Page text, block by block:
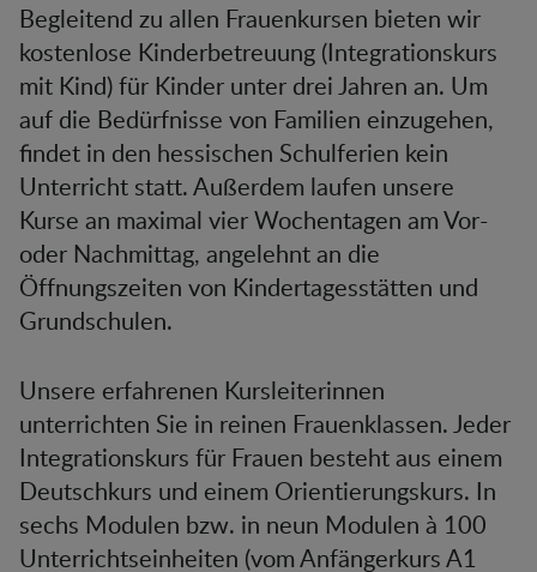
Begleitend zu allen Frauenkursen bieten wir
kostenlose Kinderbetreuung (Integrationskurs
mit Kind) für Kinder unter drei Jahren an. Um
auf die Bedürfnisse von Familien einzugehen,
findet in den hessischen Schulferien kein
Unterricht statt. Außerdem laufen unsere
Kurse an maximal vier Wochentagen am Vor-
oder Nachmittag, angelehnt an die
Öffnungszeiten von Kindertagesstätten und
Grundschulen.
Unsere erfahrenen Kursleiterinnen
unterrichten Sie in reinen Frauenklassen. Jeder
Integrationskurs für Frauen besteht aus einem
Deutschkurs und einem Orientierungskurs. In
sechs Modulen bzw. in neun Modulen à 100
Unterrichtseinheiten (vom Anfängerkurs A1